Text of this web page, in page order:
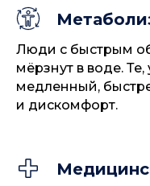
Люди с быстрым
мёрзнут в воде.
медленный,
и дискомфорт.